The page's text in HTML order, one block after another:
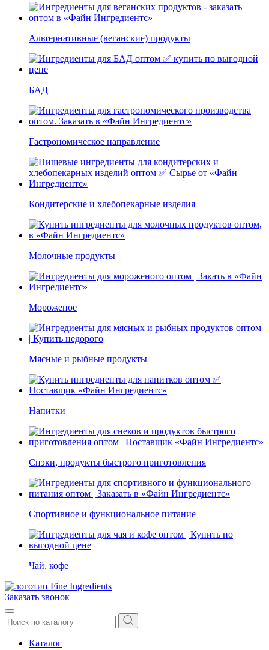
Альтернативные (веганские) продукты
БАД
Гастрономическое направление
Кондитерские и хлебопекарные изделия
Молочные продукты
Мороженое
Мясные и рыбные продукты
Напитки
Снэки, продукты быстрого приготовления
Спортивное и функциональное питание
Чай, кофе
Заказать звонок
Каталог